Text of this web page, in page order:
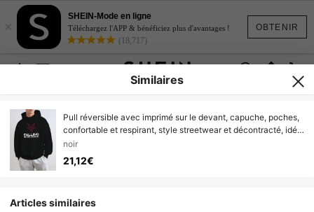
OBTENIR
×
SHEIN-Mode en ligne
Téléchargez l'APP & bénéficiez plus d'avantages !
(18,717)
Similaires
Pull réversible avec imprimé sur le devant, capuche, poches,
confortable et respirant, style streetwear et décontracté, idéal
comme cadeau (choisissez une taille supérieure pour une
coupe plus ample).
noir
21,12€
Articles similaires